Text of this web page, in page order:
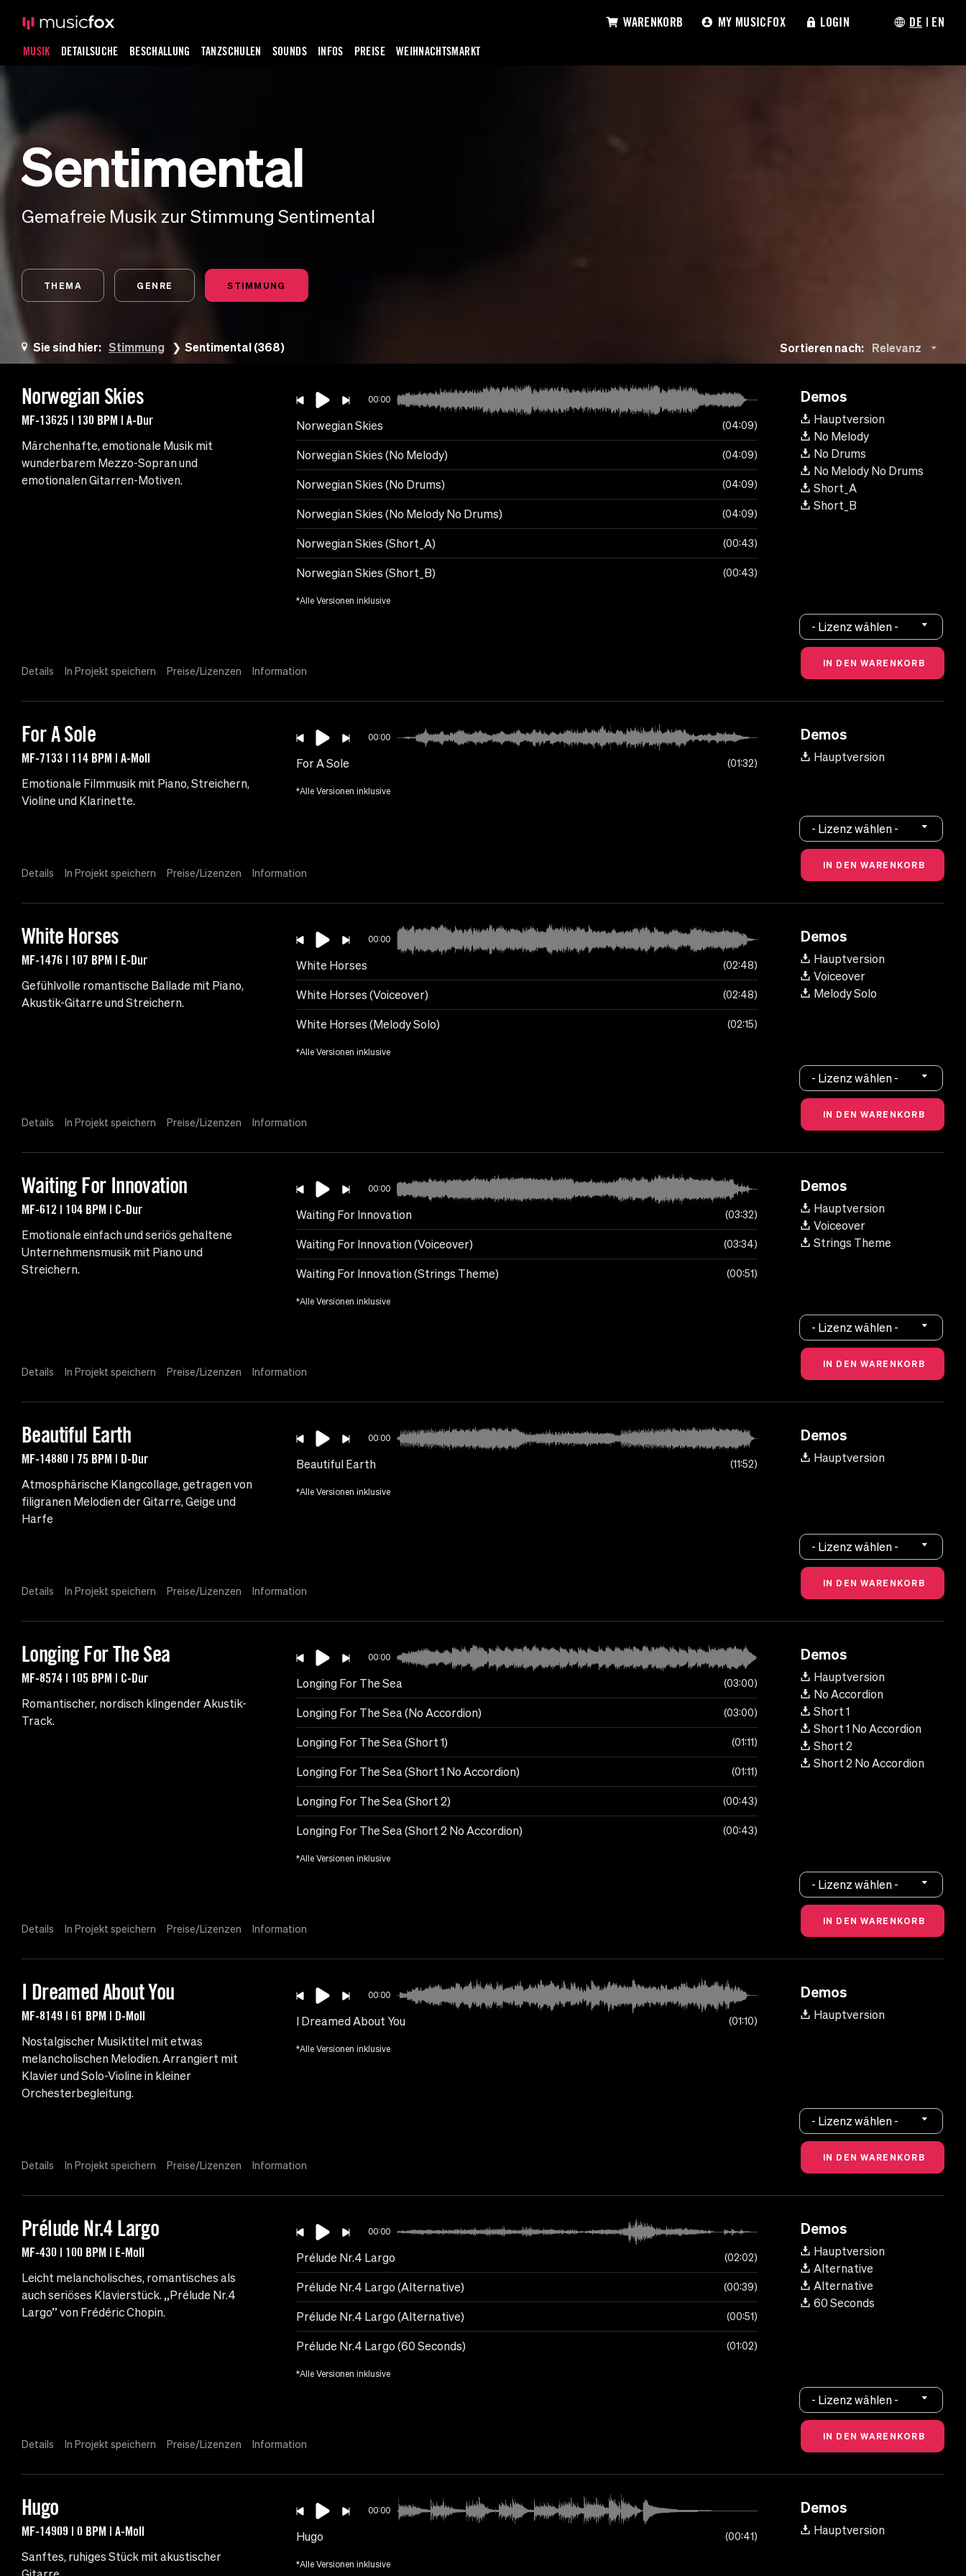
MUSIK DETAILSUCHE BESCHALLUNG TANZSCHULEN SOUNDS INFOS PREISE WEIHNACHTSMARKT
WARENKORB MY MUSICFOX LOGIN DE | EN
Sentimental
Gemafreie Musik zur Stimmung Sentimental
THEMA GENRE STIMMUNG
Sie sind hier: Stimmung Sentimental (368) Sortieren nach: Relevanz
Norwegian Skies
MF-13625 | 130 BPM | A-Dur
Märchenhafte, emotionale Musik mit
wunderbarem Mezzo-Sopran und
emotionalen Gitarren-Motiven.
00:00
Norwegian Skies 04:09
Norwegian Skies (No Melody) 04:09
Norwegian Skies (No Drums) 04:09
Norwegian Skies (No Melody No Drums) 04:09
Norwegian Skies (Short_A) 00:43
Norwegian Skies (Short_B) 00:43
*Alle Versionen inklusive
Demos
Hauptversion
No Melody
No Drums
No Melody No Drums
Short_A
Short_B
Details In Projekt speichern Preise/Lizenzen Information
- Lizenz wählen -
For A Sole
MF-7133 | 114 BPM | A-Moll
Emotionale Filmmusik mit Piano, Streichern,
Violine und Klarinette.
00:00
For A Sole 01:32
*Alle Versionen inklusive
Demos
Hauptversion
Details In Projekt speichern Preise/Lizenzen Information
- Lizenz wählen -
White Horses
MF-1476 | 107 BPM | E-Dur
Gefühlvolle romantische Ballade mit Piano,
Akustik-Gitarre und Streichern.
00:00
White Horses 02:48
White Horses (Voiceover) 02:48
White Horses (Melody Solo) 02:15
*Alle Versionen inklusive
Demos
Hauptversion
Voiceover
Melody Solo
Details In Projekt speichern Preise/Lizenzen Information
- Lizenz wählen -
Waiting For Innovation
MF-612 | 104 BPM | C-Dur
Emotionale einfach und seriös gehaltene
Unternehmensmusik mit Piano und
Streichern.
00:00
Waiting For Innovation 03:32
Waiting For Innovation (Voiceover) 03:34
Waiting For Innovation (Strings Theme) 00:51
*Alle Versionen inklusive
Demos
Hauptversion
Voiceover
Strings Theme
Details In Projekt speichern Preise/Lizenzen Information
- Lizenz wählen -
Beautiful Earth
MF-14880 | 75 BPM | D-Dur
Atmosphärische Klangcollage, getragen von
filigranen Melodien der Gitarre, Geige und
Harfe
00:00
Beautiful Earth 11:52
*Alle Versionen inklusive
Demos
Hauptversion
Details In Projekt speichern Preise/Lizenzen Information
- Lizenz wählen -
Longing For The Sea
MF-8574 | 105 BPM | C-Dur
Romantischer, nordisch klingender Akustik-
Track.
00:00
Longing For The Sea 03:00
Longing For The Sea (No Accordion) 03:00
Longing For The Sea (Short 1) 01:11
Longing For The Sea (Short 1 No Accordion) 01:11
Longing For The Sea (Short 2) 00:43
Longing For The Sea (Short 2 No Accordion) 00:43
*Alle Versionen inklusive
Demos
Hauptversion
No Accordion
Short 1
Short 1 No Accordion
Short 2
Short 2 No Accordion
Details In Projekt speichern Preise/Lizenzen Information
- Lizenz wählen -
I Dreamed About You
MF-8149 | 61 BPM | D-Moll
Nostalgischer Musiktitel mit etwas
melancholischen Melodien. Arrangiert mit
Klavier und Solo-Violine in kleiner
Orchesterbegleitung.
00:00
I Dreamed About You 01:10
*Alle Versionen inklusive
Demos
Hauptversion
Details In Projekt speichern Preise/Lizenzen Information
- Lizenz wählen -
Prélude Nr.4 Largo
MF-430 | 100 BPM | E-Moll
Leicht melancholisches, romantisches als
auch seriöses Klavierstück. „Prélude Nr.4
Largo” von Frédéric Chopin.
00:00
Prélude Nr.4 Largo 02:02
Prélude Nr.4 Largo (Alternative) 00:39
Prélude Nr.4 Largo (Alternative) 00:51
Prélude Nr.4 Largo (60 Seconds) 01:02
*Alle Versionen inklusive
Demos
Hauptversion
Alternative
Alternative
60 Seconds
Details In Projekt speichern Preise/Lizenzen Information
- Lizenz wählen -
Hugo
MF-14909 | 0 BPM | A-Moll
Sanftes, ruhiges Stück mit akustischer
00:00
Hugo 00:41
*Alle Versionen inklusive
Demos
Hauptversion